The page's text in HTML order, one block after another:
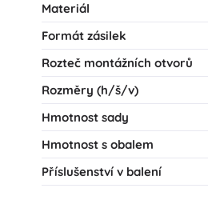
Materiál
Formát zásilek
Rozteč montážních otvorů
Rozměry (h/š/v)
Hmotnost sady
Hmotnost s obalem
Příslušenství v balení